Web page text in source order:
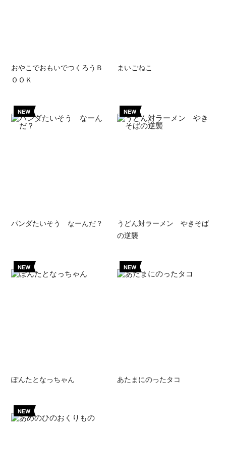
おやこでおもいでつくろうＢ
ＯＯＫ
まいごねこ
NEW
パンダたいそう なーんだ？
NEW
うどん対ラーメン やきそば
の逆襲
NEW
ぽんたとなっちゃん
NEW
あたまにのったタコ
NEW